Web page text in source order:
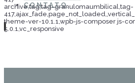
CONTATO
archive,tag,tag-granulomaumbilical,tag-
theme-ver-10.1.1,wpb-js-composer js-
5.0.1,vc_responsive